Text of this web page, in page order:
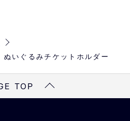
いぐるみチケットホルダー
TOP